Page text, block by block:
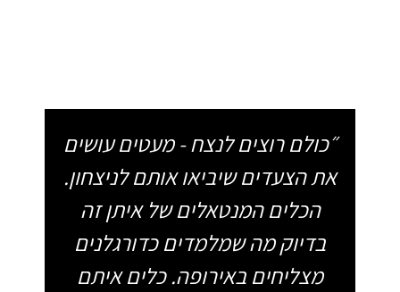
״כולם רוצים לנצח - מעטים עושים
את הצעדים שיביאו אותם לניצחון.
הכלים המנטאלים של איתן זה
בדיוק מה שמלמדים כדורגלנים
מצליחים באירופה. כלים איתם